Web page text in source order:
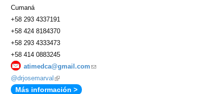
Cumaná
+58 293 4337191
+58 424 8184370
+58 293 4333473
+58 414 0883245
atimedca@gmail.com (link
@drjosemarval (link
is
Más información >